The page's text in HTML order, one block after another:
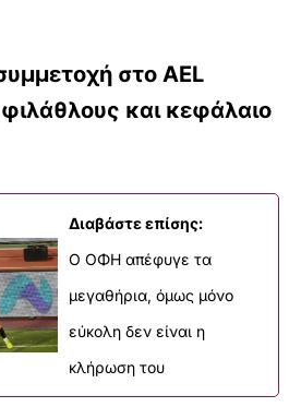
στο AEL
και κεφάλαιο
Διαβάστε επίσης:
Ο ΟΦΗ απέφυγε τα
μεγαθήρια, όμως μόνο
εύκολη δεν είναι η
κλήρωση του